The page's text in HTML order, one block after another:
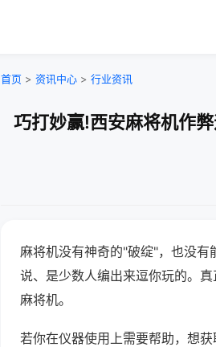
首页 > 资讯中心 > 行业资讯
巧打妙赢!西安麻将机作
麻将机没有神奇的"破绽"，也没
说、是少数人编出来逗你玩的。
麻将机。
若你在仪器使用上需要帮助，想